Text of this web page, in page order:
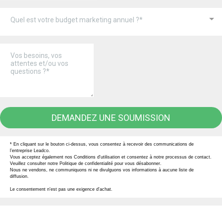
Quel est votre budget marketing annuel ?*
DEMANDEZ UNE SOUMISSION
* En cliquant sur le bouton ci-dessus, vous consentez à recevoir des communications de
l’entreprise Leadco.
Vous acceptez également nos Conditions d'utilisation et consentez à notre processus de contact.
Veuillez consulter notre Politique de confidentialité pour vous désabonner.
Nous ne vendons, ne communiquons ni ne divulguons vos informations à aucune liste de
diffusion.
Le consentement n'est pas une exigence d'achat.